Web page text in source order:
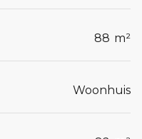
88 m²
Woonhuis